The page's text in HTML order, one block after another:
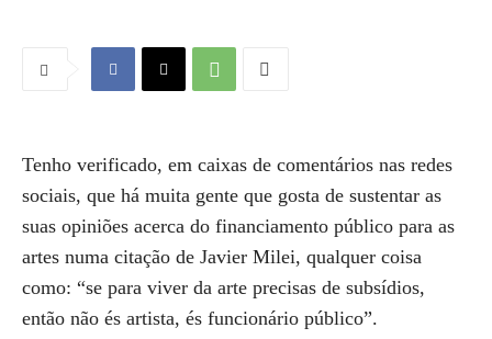
Tenho verificado, em caixas de comentários nas redes
sociais, que há muita gente que gosta de sustentar as
suas opiniões acerca do financiamento público para as
artes numa citação de Javier Milei, qualquer coisa
como: “se para viver da arte precisas de subsídios,
então não és artista, és funcionário público”.